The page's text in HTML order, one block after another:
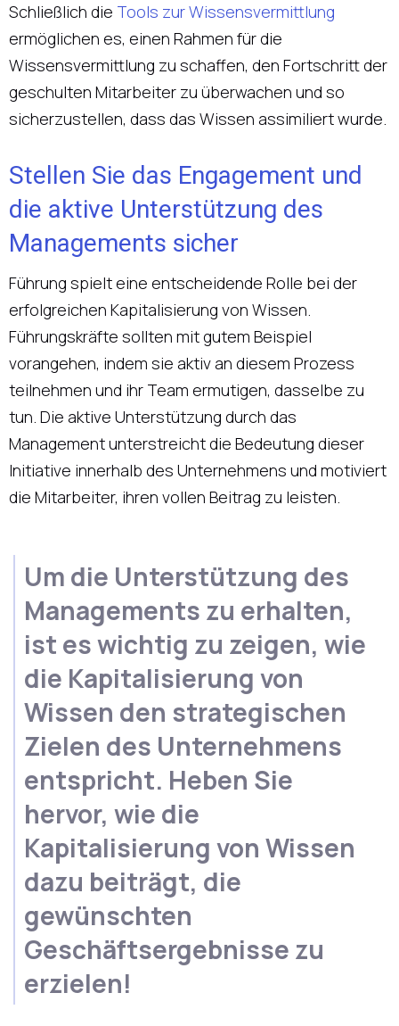
Schließlich die Tools zur Wissensvermittlung
ermöglichen es, einen Rahmen für die
Wissensvermittlung zu schaffen, den Fortschritt der
geschulten Mitarbeiter zu überwachen und so
sicherzustellen, dass das Wissen assimiliert wurde.
Stellen Sie das Engagement und
die aktive Unterstützung des
Managements sicher
Führung spielt eine entscheidende Rolle bei der
erfolgreichen Kapitalisierung von Wissen.
Führungskräfte sollten mit gutem Beispiel
vorangehen, indem sie aktiv an diesem Prozess
teilnehmen und ihr Team ermutigen, dasselbe zu
tun. Die aktive Unterstützung durch das
Management unterstreicht die Bedeutung dieser
Initiative innerhalb des Unternehmens und motiviert
die Mitarbeiter, ihren vollen Beitrag zu leisten.
Um die Unterstützung des
Managements zu erhalten,
ist es wichtig zu zeigen, wie
die Kapitalisierung von
Wissen den strategischen
Zielen des Unternehmens
entspricht. Heben Sie
hervor, wie die
Kapitalisierung von Wissen
dazu beiträgt, die
gewünschten
Geschäftsergebnisse zu
erzielen!